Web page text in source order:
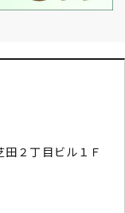
２丁目ビル１Ｆ